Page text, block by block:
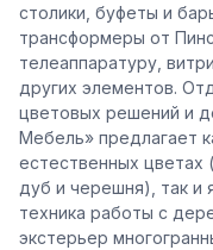
столики, буфеты и
трансформеры от
телеаппаратуру,
других элементов.
цветовых решений и
Мебель» предлагает
естественных цветах
дуб и черешня), так и
техника работы с
экстерьер